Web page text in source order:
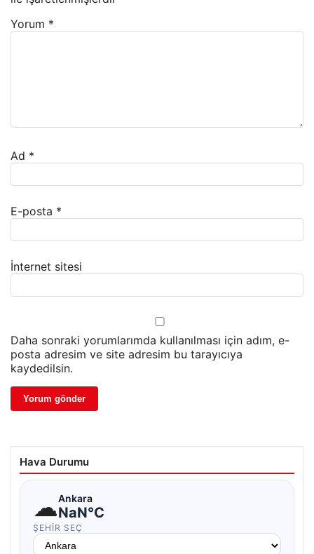
Yorum *
Ad *
E-posta *
İnternet sitesi
Daha sonraki yorumlarımda kullanılması için adım, e-
posta adresim ve site adresim bu tarayıcıya
kaydedilsin.
Hava Durumu
☁Ankara
NaN°C
ŞEHIR SEÇ